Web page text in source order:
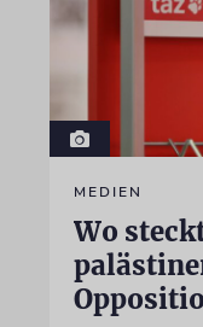
MEDIEN
Wo